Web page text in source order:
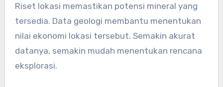
Riset lokasi memastikan potensi mineral yang
tersedia. Data geologi membantu menentukan
nilai ekonomi lokasi tersebut. Semakin akurat
datanya, semakin mudah menentukan rencana
eksplorasi.